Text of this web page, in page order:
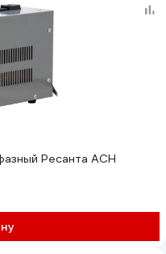
Ресанта АСН